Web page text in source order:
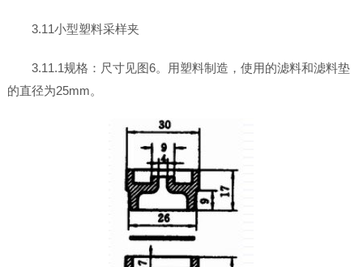
3.11小型塑料采样夹
3.11.1规格：尺寸见图6。用塑料制造，使用的滤料和滤料垫
的直径为25mm。